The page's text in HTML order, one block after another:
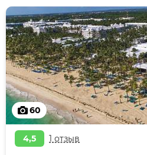
60
4,5 1 отзыв